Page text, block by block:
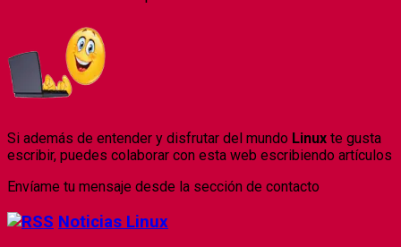
Si además de entender y disfrutar del mundo Linux te gusta
escribir, puedes colaborar con esta web escribiendo artículos
Envíame tu mensaje desde la sección de contacto
Noticias Linux